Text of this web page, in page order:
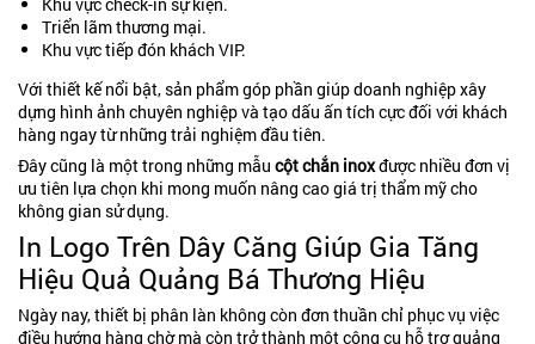
Triển lãm thương mại.
Khu vực tiếp đón khách VIP.
Với thiết kế nổi bật, sản phẩm góp phần giúp doanh nghiệp xây
dựng hình ảnh chuyên nghiệp và tạo dấu ấn tích cực đối với khách
hàng ngay từ những trải nghiệm đầu tiên.
Đây cũng là một trong những mẫu cột chắn inoxđược nhiều đơn vị
ưu tiên lựa chọn khi mong muốn nâng cao giá trị thẩm mỹ cho
không gian sử dụng.
In Logo Trên Dây Căng Giúp Gia Tăng
Hiệu Quả Quảng Bá Thương Hiệu
Ngày nay, thiết bị phân làn không còn đơn thuần chỉ phục vụ việc
điều hướng hàng chờ mà còn trở thành một công cụ hỗ trợ quảng